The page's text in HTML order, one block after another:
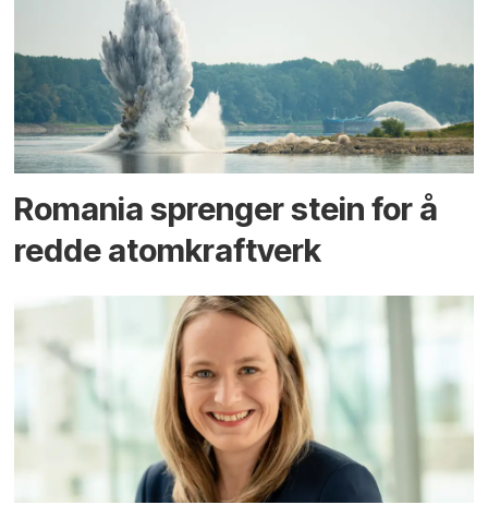
Romania sprenger stein for å
redde atomkraftverk